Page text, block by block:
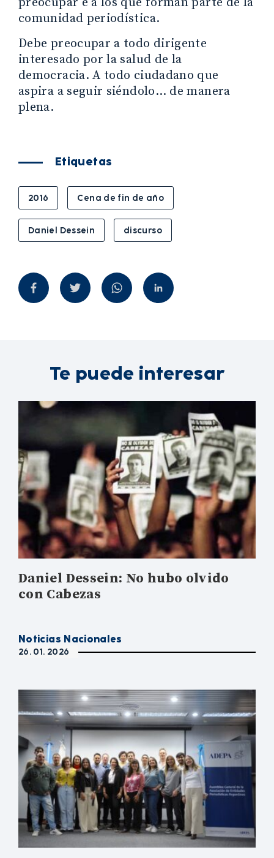
comunidad periodística.
Debe preocupar a todo dirigente
interesado por la salud de la
democracia. A todo ciudadano que
aspira a seguir siéndolo… de manera
plena.
Etiquetas
2016 Cena de fin de año
Daniel Dessein discurso
Te puede interesar
Daniel Dessein: No hubo olvido
con Cabezas
Noticias Nacionales
26. 01. 2026